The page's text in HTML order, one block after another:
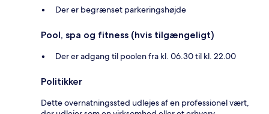
Der er begrænset parkeringshøjde
Pool, spa og fitness (hvis tilgængeligt)
Der er adgang til poolen fra kl. 06.30 til kl. 22.00
Politikker
Dette overnatningssted udlejes af en professionel vært,